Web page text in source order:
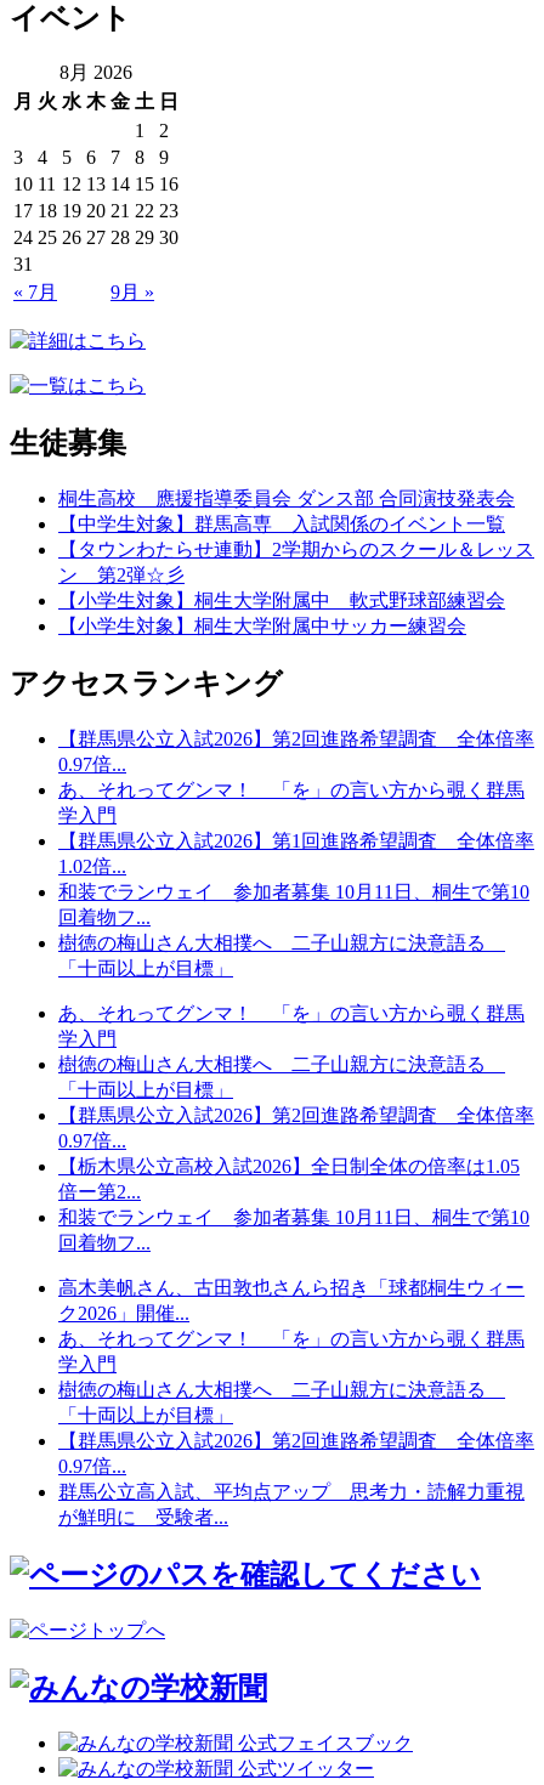
イベント
8月 2026
月 火 水 木 金 土 日
1
2
3
4 5 6 7 8
9
10 11 12 13 14 15 16
17 18 19 20 21 22 23
24 25 26 27 28 29 30
31
« 7月
9月 »
生徒募集
桐生高校 應援指導委員会 ダンス部 合同演技発表会
【中学生対象】群馬高専 入試関係のイベント一覧
【タウンわたらせ連動】2学期からのスクール＆レッス
ン 第2弾☆彡
【小学生対象】桐生大学附属中 軟式野球部練習会
【小学生対象】桐生大学附属中サッカー練習会
アクセスランキング
【群馬県公立入試2026】第2回進路希望調査 全体倍率
0.97倍...
あ、それってグンマ！ 「を」の言い方から覗く群馬
学入門
【群馬県公立入試2026】第1回進路希望調査 全体倍率
1.02倍...
和装でランウェイ 参加者募集 10月11日、桐生で第10
回着物フ...
樹徳の梅山さん大相撲へ 二子山親方に決意語る
「十両以上が目標」
あ、それってグンマ！ 「を」の言い方から覗く群馬
学入門
樹徳の梅山さん大相撲へ 二子山親方に決意語る
「十両以上が目標」
【群馬県公立入試2026】第2回進路希望調査 全体倍率
0.97倍...
【栃木県公立高校入試2026】全日制全体の倍率は1.05
倍ー第2...
和装でランウェイ 参加者募集 10月11日、桐生で第10
回着物フ...
高木美帆さん、古田敦也さんら招き「球都桐生ウィー
ク2026」開催...
あ、それってグンマ！ 「を」の言い方から覗く群馬
学入門
樹徳の梅山さん大相撲へ 二子山親方に決意語る
「十両以上が目標」
【群馬県公立入試2026】第2回進路希望調査 全体倍率
0.97倍...
群馬公立高入試、平均点アップ 思考力・読解力重視
が鮮明に 受験者...